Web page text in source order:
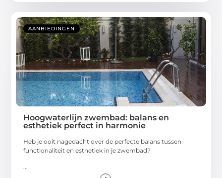
AANBIEDINGEN
Hoogwaterlijn zwembad: balans en
esthetiek perfect in harmonie
Heb je ooit nagedacht over de perfecte balans tussen
functionaliteit en esthetiek in je zwembad?
...